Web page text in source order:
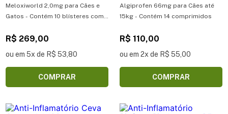
Meloxiworld 2,0mg para Cães e
Gatos - Contém 10 blísteres com
R$ 269,00
ou em 5x de R$ 53,80
COMPRAR
Algiprofen 66mg para Cães até
15kg - Contém 14 comprimidos
R$ 110,00
ou em 2x de R$ 55,00
COMPRAR